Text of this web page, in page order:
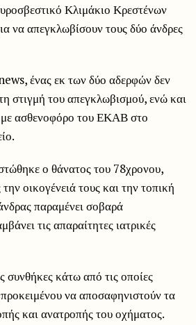
Κλιμάκιο Κρεστένων
να απεγκλωβίσουν τους δύο άνδρες
ένας εκ των δύο αδερφών δεν
τη στιγμή του απεγκλωβισμού, ενώ και
με ασθενοφόρο του ΕΚΑΒ στο
ο θάνατος του 78χρονου,
οικογένειά τους και την τοπική
παραμένει σοβαρά
τις απαραίτητες ιατρικές
συνθήκες κάτω από τις οποίες
να αποσαφηνιστούν τα
και ανατροπής του οχήματος.